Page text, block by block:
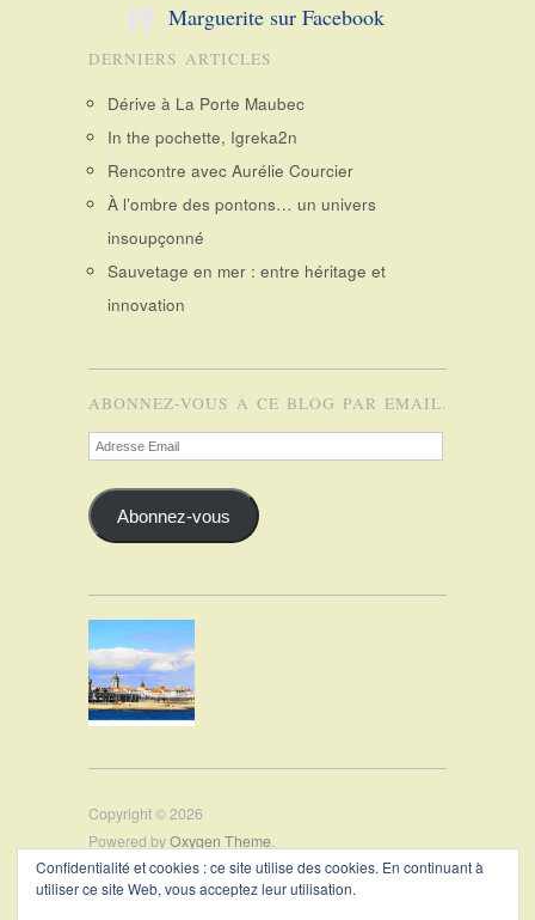
Marguerite sur Facebook
DERNIERS ARTICLES
Dérive à La Porte Maubec
In the pochette, Igreka2n
Rencontre avec Aurélie Courcier
À l’ombre des pontons… un univers
insoupçonné
Sauvetage en mer : entre héritage et
innovation
ABONNEZ-VOUS À CE BLOG PAR EMAIL.
Adresse
Email
Abonnez-vous
Copyright © 2026
Powered byOxygen Theme.
PRÉSENTATION
Confidentialité et cookies : ce site utilise des cookies. En continuant à
utiliser ce site Web, vous acceptez leur utilisation.